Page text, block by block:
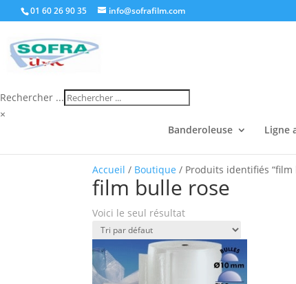
01 60 26 90 35 info@sofrafilm.com
Rechercher ...
×
Banderoleuse
Ligne
Accueil / Boutique / Produits identifiés “film
film bulle rose
Voici le seul résultat